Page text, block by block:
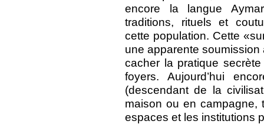
encore la langue
traditions, rituels et
cette population. Cette
une apparente
cacher la pratique
foyers. Aujourd’hui
(descendant de la
maison ou en campagne,
espaces et les institutions